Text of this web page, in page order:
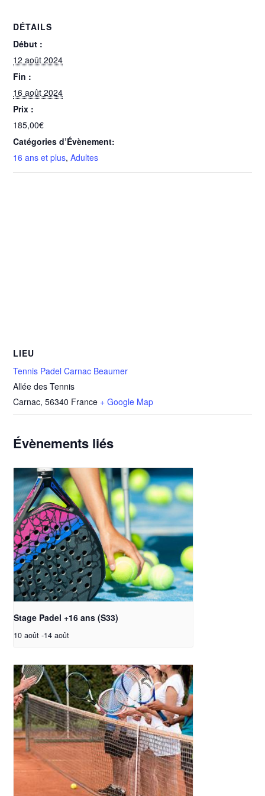
DÉTAILS
Début :
12 août 2024
Fin :
16 août 2024
Prix :
185,00€
Catégories d’Évènement:
16 ans et plus,Adultes
LIEU
Tennis Padel Carnac Beaumer
Allée des Tennis
Carnac, 56340 France + Google Map
Évènements liés
Stage Padel +16 ans (S33)
10 août -14 août